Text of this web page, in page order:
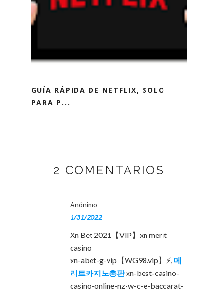
GUÍA RÁPIDA DE NETFLIX, SOLO
PARA P...
2 COMENTARIOS
Anónimo
1/31/2022
Xn Bet 2021【VIP】xn merit
casino
xn-abet-g-vip【WG98.vip】⚡, 메
리트카지노총판xn-best-casino-
casino-online-nz-w-c-e-baccarat-